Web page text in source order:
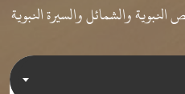
النبوية والشمائل والسيرة النبوية